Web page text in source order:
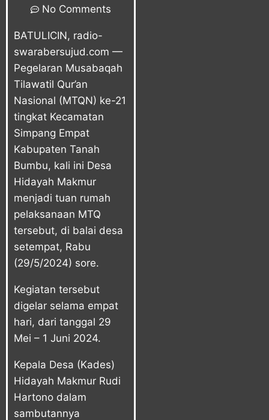
No Comments
BATULICIN, radio-
swarabersujud.com —
Pegelaran Musabaqah
Tilawatil Qur’an
Nasional (MTQN) ke-21
tingkat Kecamatan
Simpang Empat
Kabupaten Tanah
Bumbu, kali ini Desa
Hidayah Makmur
menjadi tuan rumah
pelaksanaan MTQ
tersebut, di balai desa
setempat, Rabu
(29/5/2024) sore.
Kegiatan tersebut
digelar selama empat
hari, dari tanggal 29
Mei – 1 Juni 2024.
Kepala Desa (Kades)
Hidayah Makmur Rudi
Hartono dalam
sambutannya